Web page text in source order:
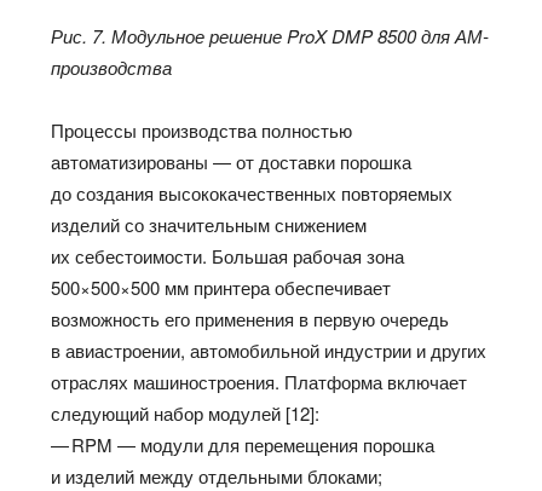
Рис. 7. Модульное решение ProX DMP 8500 для АМ-
производства
Процессы производства полностью
автоматизированы — от доставки порошка
до создания высококачественных повторяемых
изделий со значительным снижением
их себестоимости. Большая рабочая зона
500×500×500 мм принтера обеспечивает
возможность его применения в первую очередь
в авиастроении, автомобильной индустрии и других
отраслях машиностроения. Платформа включает
следующий набор модулей [12]:
— RPM — модули для перемещения порошка
и изделий между отдельными блоками;